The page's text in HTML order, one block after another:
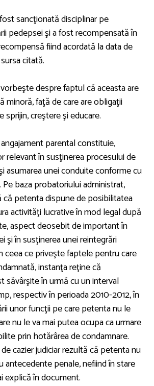
sancţionată disciplinar pe
pedepsei şi a fost recompensată în
fiind acordată la data de
citată.
despre faptul că aceasta are
minoră, faţă de care are obligaţii
sprijin, creştere şi educare.
parental constituie,
relevant în susţinerea procesului de
asumarea unei conduite conforme cu
baza probatoriului administrat,
că petenta dispune de posibilitatea
activităţi lucrative în mod legal după
aspect deosebit de important în
şi în susţinerea unei reintegrări
ceea ce priveşte faptele pentru care
instanţa reţine că
săvârşite în urmă cu un interval
respectiv în perioada 2010-2012, în
unor funcţii pe care petenta nu le
nu le va mai putea ocupa ca urmare
prin hotărârea de condamnare.
cazier judiciar rezultă că petenta nu
antecedente penale, nefiind în stare
explică în document.